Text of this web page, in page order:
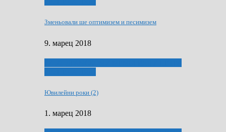
Зменьовали ше оптимизем и песимизем
9. марец 2018
Ювилейни роки (2)
1. марец 2018